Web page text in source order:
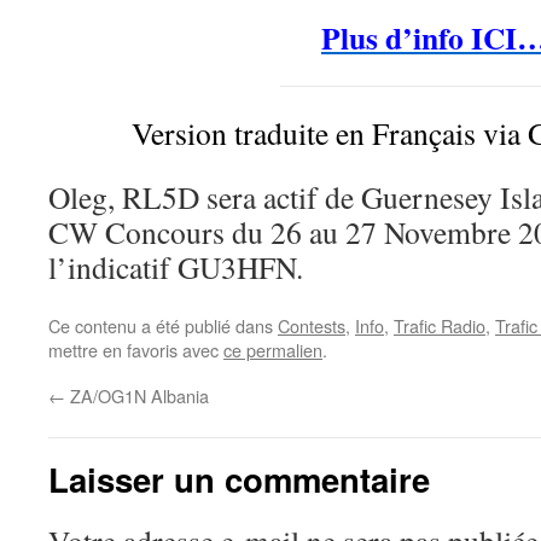
Plus d’info
Version traduite en Français via
Oleg, RL5D sera actif de Guernesey
CW Concours du 26 au 27 Novembre
l’indicatif GU3HFN.
Ce contenu a été publié dansContests, Info, Trafic Radio,
mettre en favoris avecce permalien.
← ZA/OG1N Albania
Laisser un commentaire